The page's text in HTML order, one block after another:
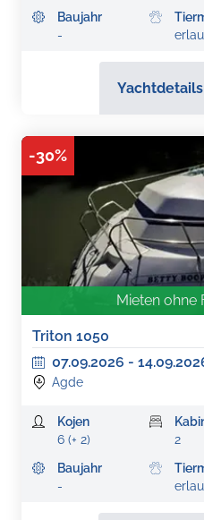
Baujahr
-
-30%
Mieten ohne
Triton 1050
07.09.2026 -
Agde
Kojen
6 (+ 2)
2
Baujahr
-